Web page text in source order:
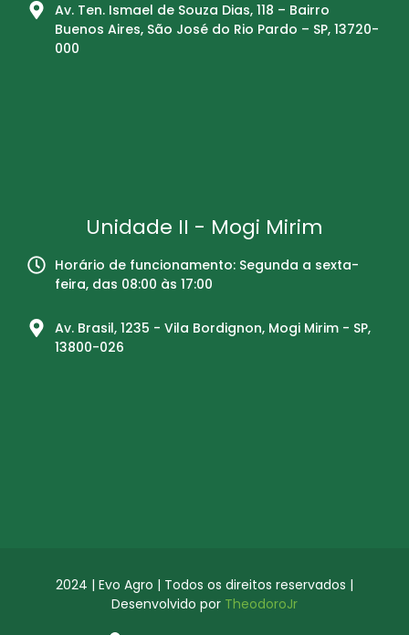
Av. Ten. Ismael de Souza Dias, 118 – Bairro
Buenos Aires, São José do Rio Pardo – SP, 13720-
000
Unidade II - Mogi Mirim
Horário de funcionamento: Segunda a sexta-
feira, das 08:00 às 17:00
Av. Brasil, 1235 - Vila Bordignon, Mogi Mirim - SP,
13800-026
2024 | Evo Agro | Todos os direitos reservados |
Desenvolvido por TheodoroJr